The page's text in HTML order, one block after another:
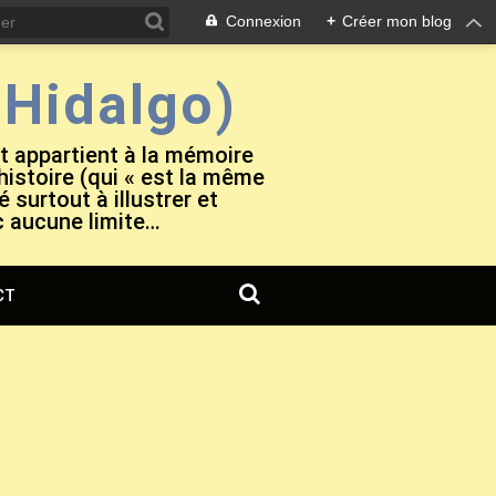
Connexion + Créer mon blog
Hidalgo)
appartient à la mémoire
(qui « est la même
surtout à illustrer et
aucune limite…